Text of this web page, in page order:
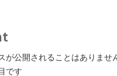
が公開されることはありませ
です